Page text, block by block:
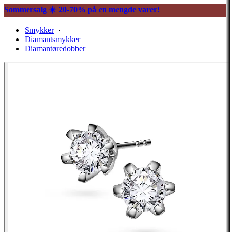
Sommersalg ☀️ 20-70% på en mengde varer!
Smykker
Diamantsmykker
Diamantøredobber